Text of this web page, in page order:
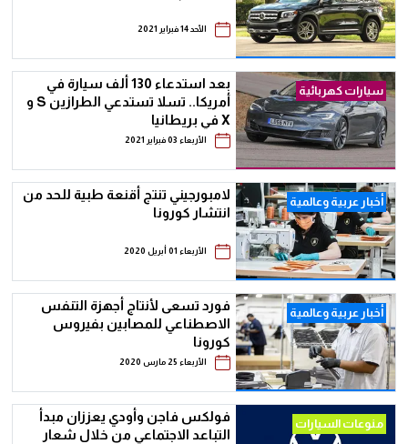
الأحد 14 فبراير 2021
سيارات كهربائية
بعد استدعاء 130 ألف سيارة في
أمريكا.. تسلا تستدعي الطرازين S و
X في بريطانيا
الأربعاء 03 فبراير 2021
أخبار عربية وعالمية
لامبورجيني تنتج أقنعة طبية للحد من
انتشار كورونا
الأربعاء 01 أبريل 2020
أخبار عربية وعالمية
فورد تسعى لأنتاج أجهزة التنفس
الاصطناعي للمصابين بفيروس
كورونا
الأربعاء 25 مارس 2020
منوعات السيارات
فولكس فاجن وأودي يعززان مبدأ
التباعد الاجتماعي من خلال شعار